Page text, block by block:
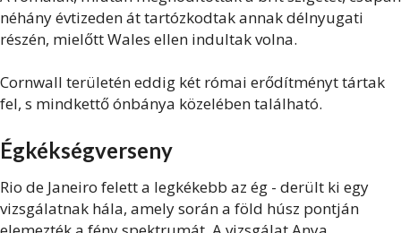
néhány évtizeden át tartózkodtak annak délnyugati
részén, mielőtt Wales ellen indultak volna.
Cornwall területén eddig két római erődítményt tártak
fel, s mindkettő ónbánya közelében található.
Égkékségverseny
Rio de Janeiro felett a legkékebb az ég - derült ki egy
vizsgálatnak hála, amely során a föld húsz pontján